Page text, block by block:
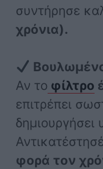
συντήρησε
χρόνια).
Αν το φίλτρο
επιτρέπει
δημιουργήσει
φορά τον